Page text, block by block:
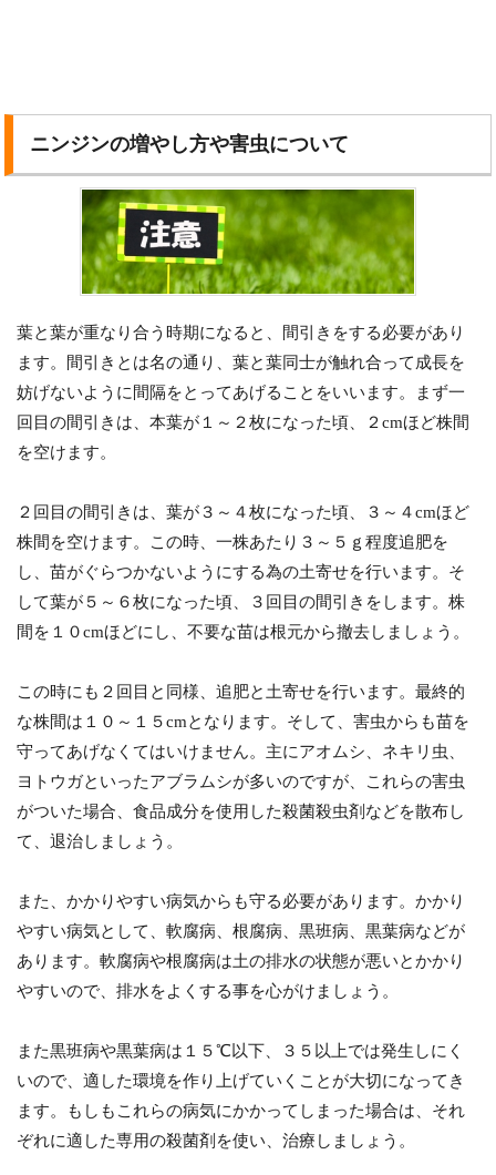
ニンジンの増やし方や害虫について
葉と葉が重なり合う時期になると、間引きをする必要があり
ます。間引きとは名の通り、葉と葉同士が触れ合って成長を
妨げないように間隔をとってあげることをいいます。まず一
回目の間引きは、本葉が１～２枚になった頃、２cmほど株間
を空けます。
２回目の間引きは、葉が３～４枚になった頃、３～４cmほど
株間を空けます。この時、一株あたり３～５ｇ程度追肥を
し、苗がぐらつかないようにする為の土寄せを行います。そ
して葉が５～６枚になった頃、３回目の間引きをします。株
間を１０cmほどにし、不要な苗は根元から撤去しましょう。
この時にも２回目と同様、追肥と土寄せを行います。最終的
な株間は１０～１５cmとなります。そして、害虫からも苗を
守ってあげなくてはいけません。主にアオムシ、ネキリ虫、
ヨトウガといったアブラムシが多いのですが、これらの害虫
がついた場合、食品成分を使用した殺菌殺虫剤などを散布し
て、退治しましょう。
また、かかりやすい病気からも守る必要があります。かかり
やすい病気として、軟腐病、根腐病、黒班病、黒葉病などが
あります。軟腐病や根腐病は土の排水の状態が悪いとかかり
やすいので、排水をよくする事を心がけましょう。
また黒班病や黒葉病は１５℃以下、３５以上では発生しにく
いので、適した環境を作り上げていくことが大切になってき
ます。もしもこれらの病気にかかってしまった場合は、それ
ぞれに適した専用の殺菌剤を使い、治療しましょう。